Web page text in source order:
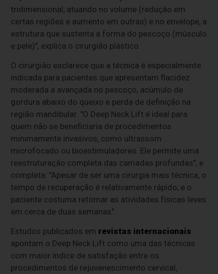
tridimensional, atuando no volume (redução em
certas regiões e aumento em outras) e no envelope, a
estrutura que sustenta a forma do pescoço (músculo
e pele)", explica o cirurgião plástico.
O cirurgião esclarece que a técnica é especialmente
indicada para pacientes que apresentam flacidez
moderada a avançada no pescoço, acúmulo de
gordura abaixo do queixo e perda de definição na
região mandibular. "O Deep Neck Lift é ideal para
quem não se beneficiaria de procedimentos
minimamente invasivos, como ultrassom
microfocado ou bioestimuladores. Ele permite uma
reestruturação completa das camadas profundas", e
completa: "Apesar de ser uma cirurgia mais técnica, o
tempo de recuperação é relativamente rápido, e o
paciente costuma retomar as atividades físicas leves
em cerca de duas semanas".
Estudos publicados em revistas internacionais
apontam o Deep Neck Lift como uma das técnicas
com maior índice de satisfação entre os
procedimentos de rejuvenescimento cervical,